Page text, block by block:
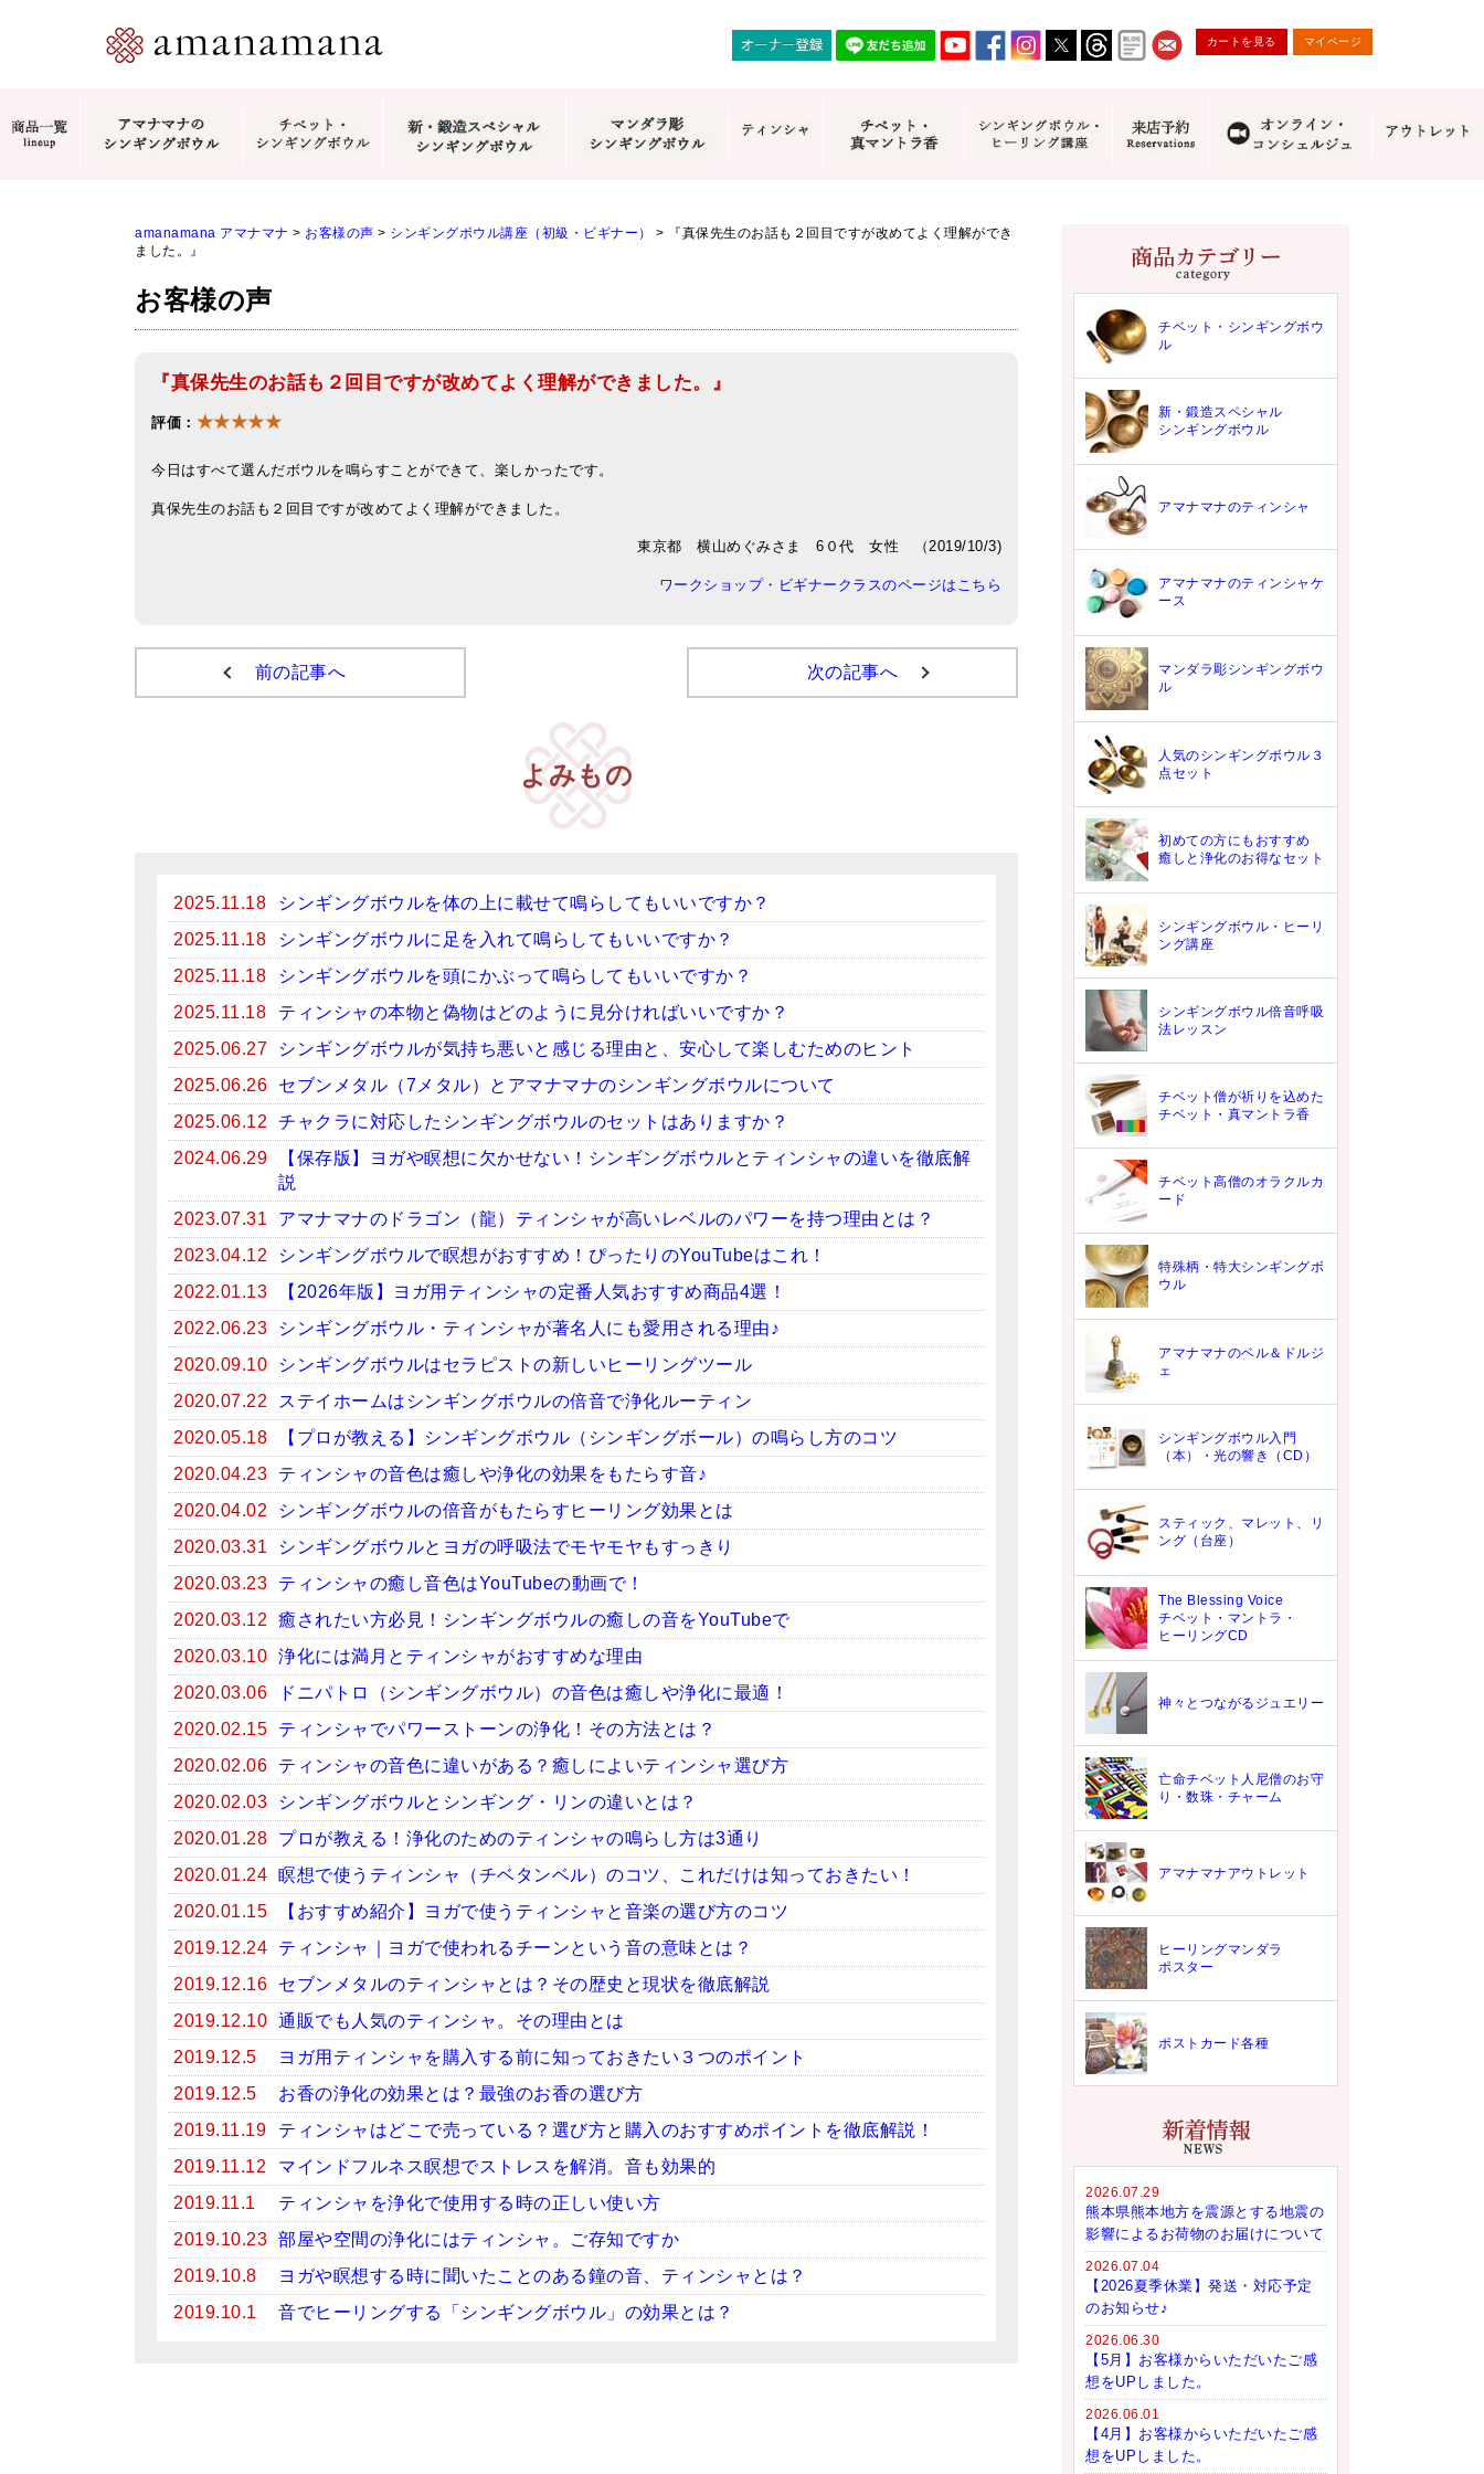
カートを見る マイページ
amanamana アマナマナ > お客様の声 > シンギングボウル講座（初級・ビギナー） >
『真保先生のお話も２回目ですが改めてよく理解ができ
ました。』
お客様の声
『真保先生のお話も２回目ですが改めてよく理解ができました。』
評価： ★★★★★
今日はすべて選んだボウルを鳴らすことができて、楽しかったです。
真保先生のお話も２回目ですが改めてよく理解ができました。
東京都 横山めぐみさま 6０代 女性 （2019/10/3)
ワークショップ・ビギナークラスのページはこちら
前の記事へ 次の記事へ
よみもの
2025.11.18
シンギングボウルを体の上に載せて鳴らしてもいいですか？
2025.11.18
シンギングボウルに足を入れて鳴らしてもいいですか？
2025.11.18
シンギングボウルを頭にかぶって鳴らしてもいいですか？
2025.11.18
ティンシャの本物と偽物はどのように見分ければいいですか？
2025.06.27
シンギングボウルが気持ち悪いと感じる理由と、安心して楽しむためのヒント
2025.06.26
セブンメタル（7メタル）とアマナマナのシンギングボウルについて
2025.06.12
チャクラに対応したシンギングボウルのセットはありますか？
2024.06.29
【保存版】ヨガや瞑想に欠かせない！シンギングボウルとティンシャの違いを徹底解
説
2023.07.31
アマナマナのドラゴン（龍）ティンシャが高いレベルのパワーを持つ理由とは？
2023.04.12
シンギングボウルで瞑想がおすすめ！ぴったりのYouTubeはこれ！
2022.01.13
【2026年版】ヨガ用ティンシャの定番人気おすすめ商品4選！
2022.06.23
シンギングボウル・ティンシャが著名人にも愛用される理由♪
2020.09.10
シンギングボウルはセラピストの新しいヒーリングツール
2020.07.22
ステイホームはシンギングボウルの倍音で浄化ルーティン
2020.05.18
【プロが教える】シンギングボウル（シンギングボール）の鳴らし方のコツ
2020.04.23
ティンシャの音色は癒しや浄化の効果をもたらす音♪
2020.04.02
シンギングボウルの倍音がもたらすヒーリング効果とは
2020.03.31
シンギングボウルとヨガの呼吸法でモヤモヤもすっきり
2020.03.23
ティンシャの癒し音色はYouTubeの動画で！
2020.03.12
癒されたい方必見！シンギングボウルの癒しの音をYouTubeで
2020.03.10 浄化には満月とティンシャがおすすめな理由
2020.03.06
ドニパトロ（シンギングボウル）の音色は癒しや浄化に最適！
2020.02.15
ティンシャでパワーストーンの浄化！その方法とは？
2020.02.06
ティンシャの音色に違いがある？癒しによいティンシャ選び方
2020.02.03
シンギングボウルとシンギング・リンの違いとは？
2020.01.28
プロが教える！浄化のためのティンシャの鳴らし方は3通り
2020.01.24 瞑想で使うティンシャ（チベタンベル）のコツ、これだけは知っておきたい！
2020.01.15
【おすすめ紹介】ヨガで使うティンシャと音楽の選び方のコツ
2019.12.24
ティンシャ｜ヨガで使われるチーンという音の意味とは？
2019.12.16
セブンメタルのティンシャとは？その歴史と現状を徹底解説
2019.12.10 通販でも人気のティンシャ。その理由とは
2019.12.5
ヨガ用ティンシャを購入する前に知っておきたい３つのポイント
2019.12.5
お香の浄化の効果とは？最強のお香の選び方
2019.11.19
ティンシャはどこで売っている？選び方と購入のおすすめポイントを徹底解説！
2019.11.12
マインドフルネス瞑想でストレスを解消。音も効果的
2019.11.1
ティンシャを浄化で使用する時の正しい使い方
2019.10.23 部屋や空間の浄化にはティンシャ。ご存知ですか
2019.10.8
ヨガや瞑想する時に聞いたことのある鐘の音、ティンシャとは？
2019.10.1
音でヒーリングする「シンギングボウル」の効果とは？
チベット・シンギングボウ
ル
新・鍛造スペシャル
シンギングボウル
アマナマナのティンシャ
アマナマナのティンシャケ
ース
マンダラ彫シンギングボウ
ル
人気のシンギングボウル３
点セット
初めての方にもおすすめ
癒しと浄化のお得なセット
シンギングボウル・ヒーリ
ング講座
シンギングボウル倍音呼吸
法レッスン
チベット僧が祈りを込めた
チベット・真マントラ香
チベット高僧のオラクルカ
ード
特殊柄・特大シンギングボ
ウル
アマナマナのベル＆ドルジ
ェ
シンギングボウル入門
（本）・光の響き（CD）
スティック、マレット、リ
ング（台座）
The Blessing Voice
チベット・マントラ・
ヒーリングCD
神々とつながるジュエリー
亡命チベット人尼僧のお守
り・数珠・チャーム
アマナマナアウトレット
ヒーリングマンダラ
ポスター
ポストカード各種
2026.07.29
熊本県熊本地方を震源とする地震の
影響によるお荷物のお届けについて
2026.07.04
【2026夏季休業】発送・対応予定
のお知らせ♪
2026.06.30
【5月】お客様からいただいたご感
想をUPしました。
2026.06.01
【4月】お客様からいただいたご感
想をUPしました。